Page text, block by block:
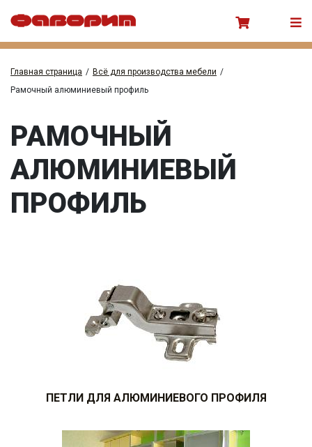
Главная страница / Всё для производства мебели /
Рамочный алюминиевый профиль
РАМОЧНЫЙ
АЛЮМИНИЕВЫЙ
ПРОФИЛЬ
ПЕТЛИ ДЛЯ АЛЮМИНИЕВОГО ПРОФИЛЯ